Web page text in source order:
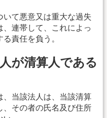
て悪意又は重大な過失
連帯して、これによっ
責任を負う。
が清算人である
当該法人は、当該清算
、その者の氏名及び住所